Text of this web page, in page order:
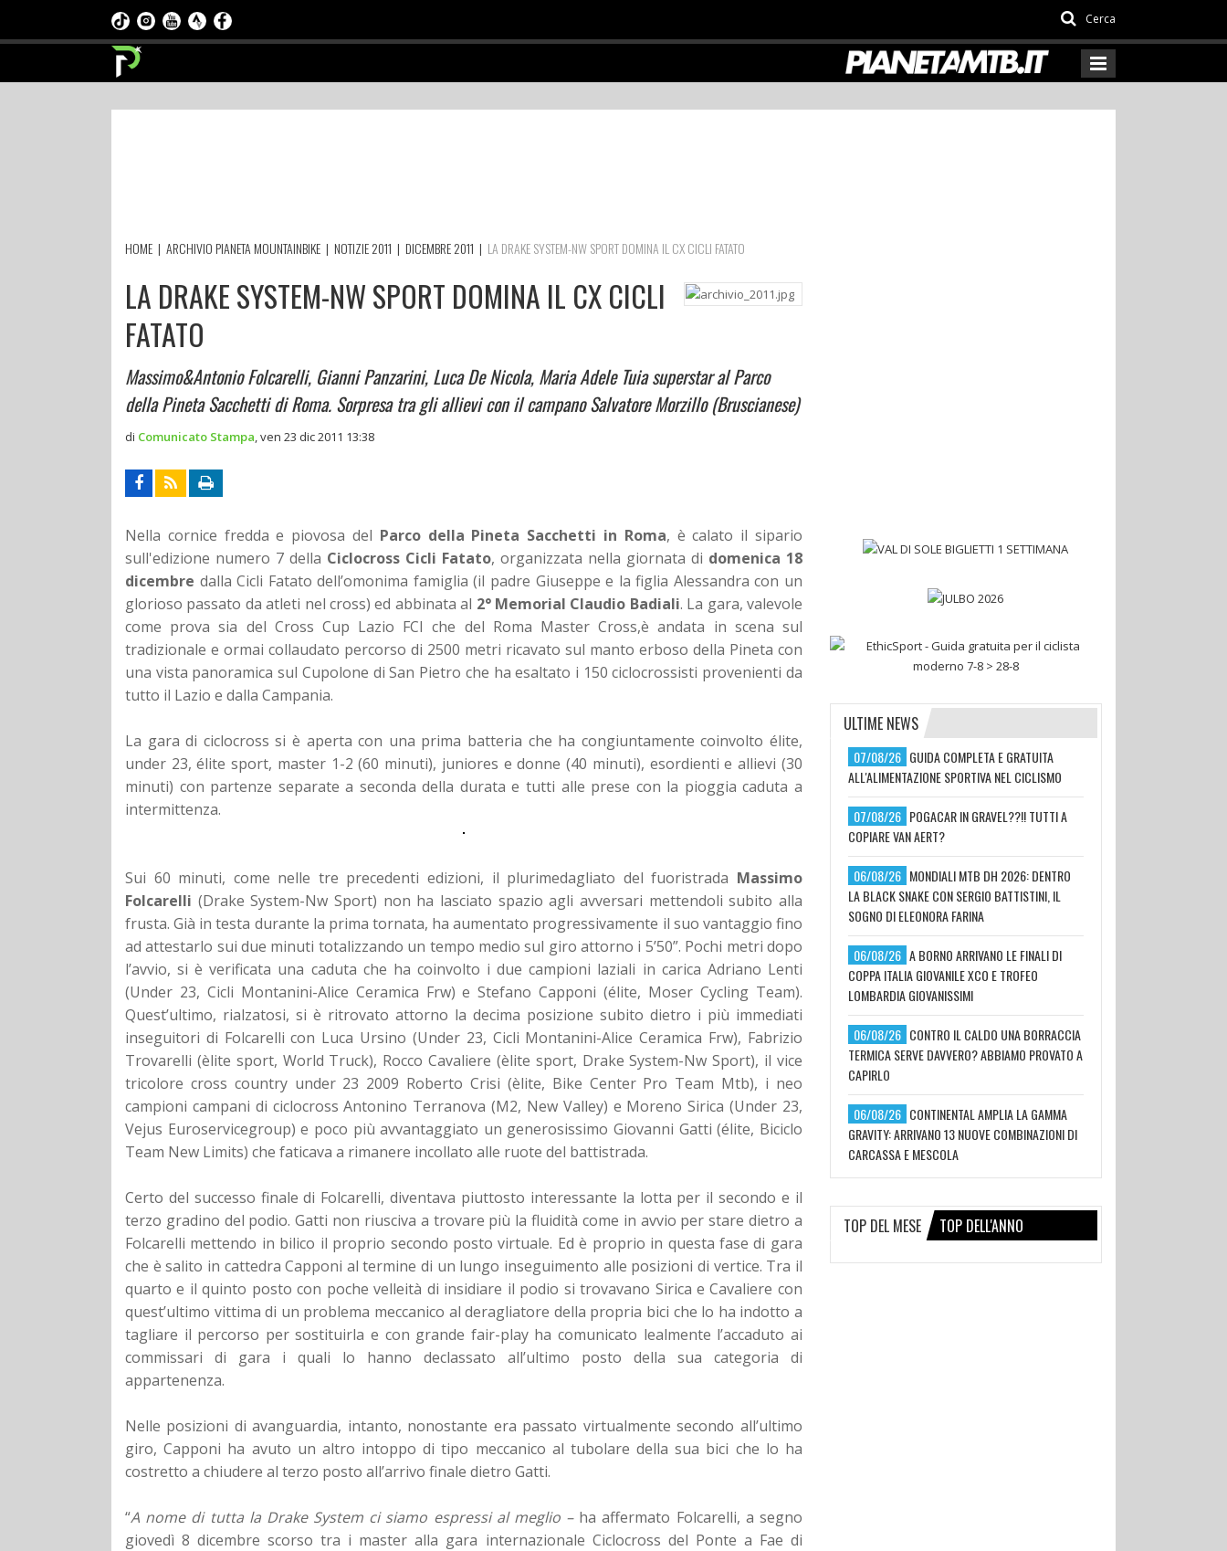
Cerca
HOME | ARCHIVIO PIANETA MOUNTAINBIKE | NOTIZIE 2011 | DICEMBRE 2011 | LA DRAKE SYSTEM-NW SPORT DOMINA IL CX CICLI FATATO
LA DRAKE SYSTEM-NW SPORT DOMINA IL CX CICLI
FATATO
Massimo&Antonio Folcarelli, Gianni Panzarini, Luca De Nicola, Maria Adele Tuia superstar al Parco
della Pineta Sacchetti di Roma. Sorpresa tra gli allievi con il campano Salvatore Morzillo (Bruscianese)
di Comunicato Stampa ven 23 dic 2011 13:38
Nella cornice fredda e piovosa del Parco della Pineta Sacchetti in Roma, è calato il sipario
sull'edizione numero 7 della Ciclocross Cicli Fatato, organizzata nella giornata di domenica 18
dicembre dalla Cicli Fatato dell’omonima famiglia (il padre Giuseppe e la figlia Alessandra con un
glorioso passato da atleti nel cross) ed abbinata al 2° Memorial Claudio Badiali. La gara, valevole
come prova sia del Cross Cup Lazio FCI che del Roma Master Cross,è andata in scena sul
tradizionale e ormai collaudato percorso di 2500 metri ricavato sul manto erboso della Pineta con
una vista panoramica sul Cupolone di San Pietro che ha esaltato i 150 ciclocrossisti provenienti da
tutto il Lazio e dalla Campania.
La gara di ciclocross si è aperta con una prima batteria che ha congiuntamente coinvolto élite,
under 23, élite sport, master 1-2 (60 minuti), juniores e donne (40 minuti), esordienti e allievi (30
minuti) con partenze separate a seconda della durata e tutti alle prese con la pioggia caduta a
intermittenza.
Sui 60 minuti, come nelle tre precedenti edizioni, il plurimedagliato del fuoristrada Massimo
Folcarelli (Drake System-Nw Sport) non ha lasciato spazio agli avversari mettendoli subito alla
frusta. Già in testa durante la prima tornata, ha aumentato progressivamente il suo vantaggio fino
ad attestarlo sui due minuti totalizzando un tempo medio sul giro attorno i 5’50”. Pochi metri dopo
l’avvio, si è verificata una caduta che ha coinvolto i due campioni laziali in carica Adriano Lenti
(Under 23, Cicli Montanini-Alice Ceramica Frw) e Stefano Capponi (élite, Moser Cycling Team).
Quest’ultimo, rialzatosi, si è ritrovato attorno la decima posizione subito dietro i più immediati
inseguitori di Folcarelli con Luca Ursino (Under 23, Cicli Montanini-Alice Ceramica Frw), Fabrizio
Trovarelli (èlite sport, World Truck), Rocco Cavaliere (èlite sport, Drake System-Nw Sport), il vice
tricolore cross country under 23 2009 Roberto Crisi (èlite, Bike Center Pro Team Mtb), i neo
campioni campani di ciclocross Antonino Terranova (M2, New Valley) e Moreno Sirica (Under 23,
Vejus Euroservicegroup) e poco più avvantaggiato un generosissimo Giovanni Gatti (élite, Biciclo
Team New Limits) che faticava a rimanere incollato alle ruote del battistrada.
Certo del successo finale di Folcarelli, diventava piuttosto interessante la lotta per il secondo e il
terzo gradino del podio. Gatti non riusciva a trovare più la fluidità come in avvio per stare dietro a
Folcarelli mettendo in bilico il proprio secondo posto virtuale. Ed è proprio in questa fase di gara
che è salito in cattedra Capponi al termine di un lungo inseguimento alle posizioni di vertice. Tra il
quarto e il quinto posto con poche velleità di insidiare il podio si trovavano Sirica e Cavaliere con
quest’ultimo vittima di un problema meccanico al deragliatore della propria bici che lo ha indotto a
tagliare il percorso per sostituirla e con grande fair-play ha comunicato lealmente l’accaduto ai
commissari di gara i quali lo hanno declassato all’ultimo posto della sua categoria di
appartenenza.
Nelle posizioni di avanguardia, intanto, nonostante era passato virtualmente secondo all’ultimo
giro, Capponi ha avuto un altro intoppo di tipo meccanico al tubolare della sua bici che lo ha
costretto a chiudere al terzo posto all’arrivo finale dietro Gatti.
“A nome di tutta la Drake System ci siamo espressi al meglio –ha affermato Folcarelli, a segno
giovedì 8 dicembre scorso tra i master alla gara internazionale Ciclocross del Ponte a Fae di
ULTIME NEWS
07/08/26 GUIDA COMPLETA E GRATUITA
ALL'ALIMENTAZIONE SPORTIVA NEL CICLISMO
07/08/26 POGACAR IN GRAVEL??!! TUTTI A
COPIARE VAN AERT?
06/08/26 MONDIALI MTB DH 2026: DENTRO
LA BLACK SNAKE CON SERGIO BATTISTINI, IL
SOGNO DI ELEONORA FARINA
06/08/26 A BORNO ARRIVANO LE FINALI DI
COPPA ITALIA GIOVANILE XCO E TROFEO
LOMBARDIA GIOVANISSIMI
06/08/26 CONTRO IL CALDO UNA BORRACCIA
TERMICA SERVE DAVVERO? ABBIAMO PROVATO A
CAPIRLO
06/08/26 CONTINENTAL AMPLIA LA GAMMA
GRAVITY: ARRIVANO 13 NUOVE COMBINAZIONI DI
CARCASSA E MESCOLA
TOP DEL MESE TOP DELL'ANNO